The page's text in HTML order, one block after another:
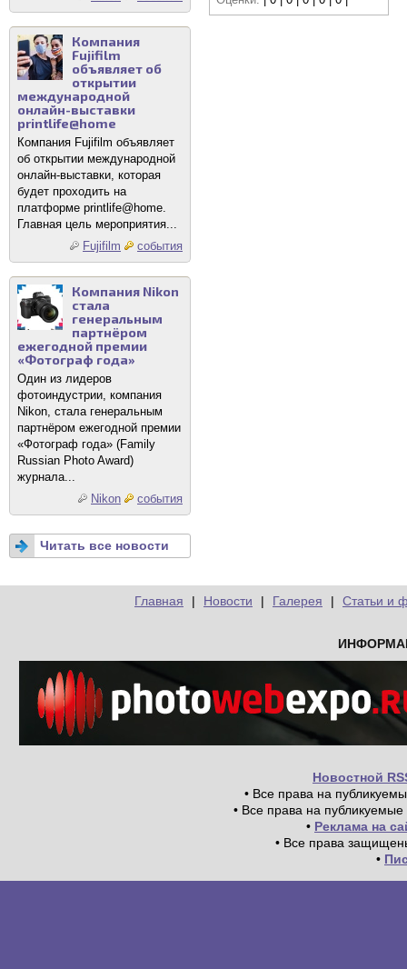
Компания
Fujifilm
объявляет об
открытии
международной
онлайн-выставки
printlife@home
Компания Fujifilm объявляет
об открытии международной
онлайн-выставки, которая
будет проходить на
платформе printlife@home.
Главная цель мероприятия...
Fujifilm
события
Компания Nikon
стала
генеральным
партнёром
ежегодной премии
«Фотограф года»
Один из лидеров
фотоиндустрии, компания
Nikon, стала генеральным
партнёром ежегодной премии
«Фотограф года» (Family
Russian Photo Award)
журнала...
Nikon
события
Читать все новости
Главная | Новости | Галерея | Статьи и
Новостной
• Все права на
• Все права на
• Реклама на
• Все права
•